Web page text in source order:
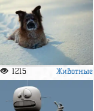
1215 Животные